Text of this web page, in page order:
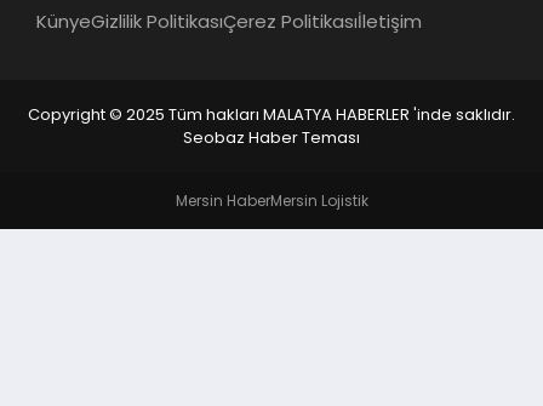
KünyeGizlilik PolitikasıÇerez Politikasıİletişim
Copyright © 2025 Tüm hakları MALATYA HABERLER 'inde saklıdır.
Seobaz Haber Teması
Mersin HaberMersin Lojistik